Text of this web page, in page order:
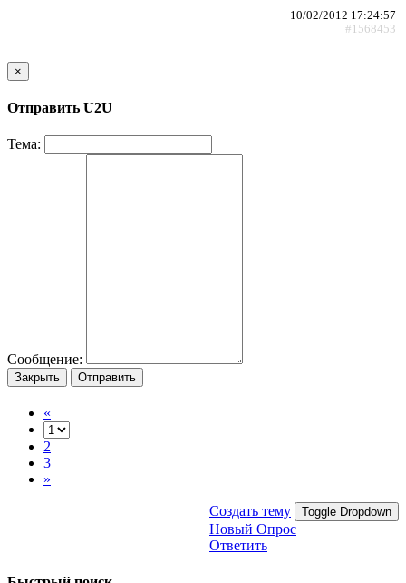
10/02/2012 17:24:57
#1568453
×
Отправить U2U
Тема:
Сообщение:
Закрыть Отправить
«
2
3
»
Создать тему Toggle Dropdown
Новый Опрос
Ответить